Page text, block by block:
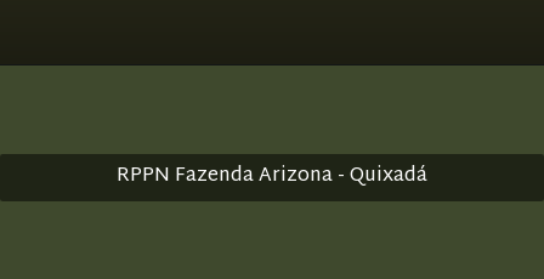
RPPN Fazenda Arizona - Quixadá